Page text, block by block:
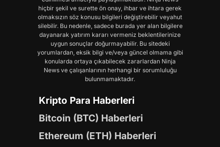
hiçbir şekil ve surette ön onay, ihbar ve ihtara gerek
olmaksızın söz konusu bilgileri değiştirebilir veyahut
silebilir. Bu nedenle, sadece burada yer alan bilgilere
dayanarak yatırım kararı vermeniz beklentilerinize
uygun sonuçlar doğurmayabilir. Bu sitedeki
yorumlardan, eksik bilgi ve/veya güncel olmama gibi
konularda ortaya çıkabilecek zararlardan Ninja
News ve çalışanlarının herhangi bir sorumluluğu
bulunmamaktadır.
Kripto Para Haberleri
Bitcoin (BTC) Haberleri
Ethereum (ETH) Haberleri